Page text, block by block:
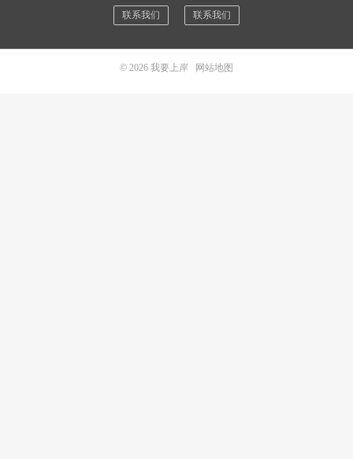
联系我们 联系我们
© 2026 我要上岸 网站地图